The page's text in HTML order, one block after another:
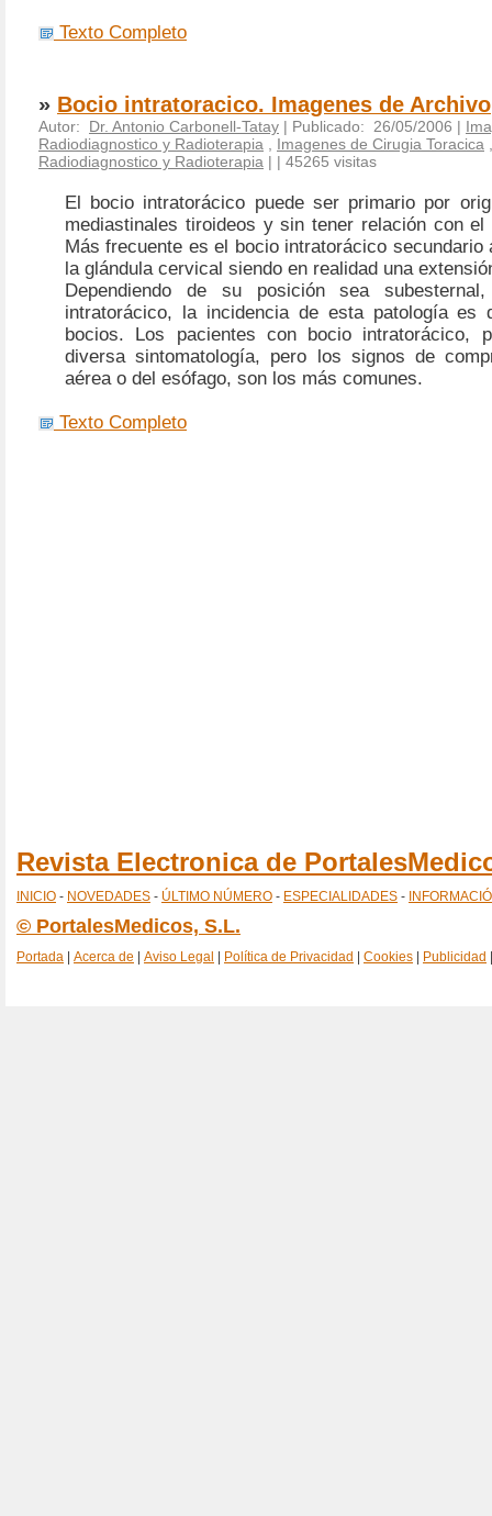
Texto Completo
» Bocio intratoracico. Imagenes de Archivo
Autor: Dr. Antonio Carbonell-Tatay | Publicado: 26/05/2006 |
Radiodiagnostico y Radioterapia
Imagenes de Cirugia Toracica
Radiodiagnostico y Radioterapia | | 45265 visitas
El bocio intratorácico puede ser primario por
mediastinales tiroideos y sin tener relación con
Más frecuente es el bocio intratorácico secundario
la glándula cervical siendo en realidad una
Dependiendo de su posición sea
intratorácico, la incidencia de esta patología
bocios. Los pacientes con bocio intratorácico,
diversa sintomatología, pero los signos de
aérea o del esófago, son los más comunes.
Texto Completo
Revista Electronica de
INICIO - NOVEDADES - ÚLTIMO NÚMERO - ESPECIALIDADES -
© PortalesMedicos, S.L.
Portada Acerca de Aviso Legal Política de Privacidad Cookies Publicidad